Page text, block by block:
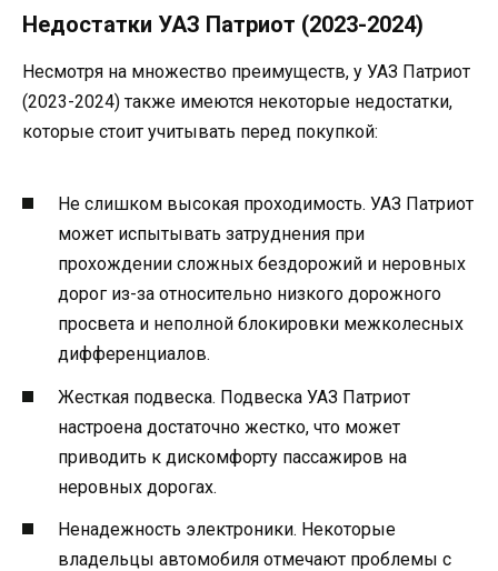
Недостатки УАЗ Патриот (2023-2024)
Несмотря на множество преимуществ, у УАЗ Патриот
(2023-2024) также имеются некоторые недостатки,
которые стоит учитывать перед покупкой:
Не слишком высокая проходимость. УАЗ Патриот
может испытывать затруднения при
прохождении сложных бездорожий и неровных
дорог из-за относительно низкого дорожного
просвета и неполной блокировки межколесных
дифференциалов.
Жесткая подвеска. Подвеска УАЗ Патриот
настроена достаточно жестко, что может
приводить к дискомфорту пассажиров на
неровных дорогах.
Ненадежность электроники. Некоторые
владельцы автомобиля отмечают проблемы с